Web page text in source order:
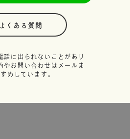
よくある質問
に出られないことがあり
やお問い合わせはメールま
めしています。